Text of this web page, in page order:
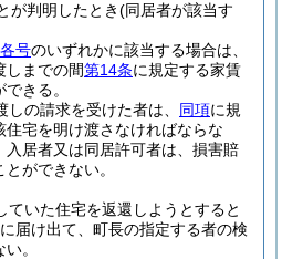
が判明したとき(同居者が該当す
号のいずれかに該当する場合は、
しまでの間第14条に規定する家賃
きる。
の請求を受けた者は、 同項に規
住宅を明け渡さなければならな
入居者又は同居許可者は、損害賠
ができない。
ていた住宅を返還しようとすると
届け出て、町長の指定する者の検
。